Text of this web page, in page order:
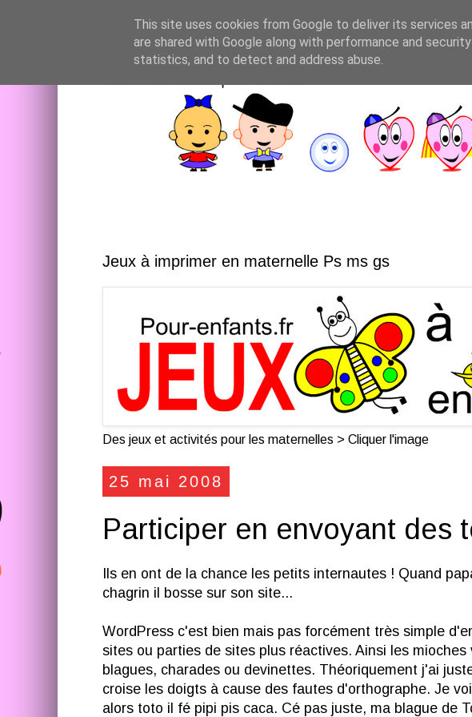
Jeux à imprimer en maternelle Ps ms gs
Des jeux et activités pour les maternelles > Cliquer l'image
25 mai 2008
Participer en envoyant des
Ils en ont de la chance les petits internautes ! Quand
chagrin il bosse sur son site...
WordPress c'est bien mais pas forcément très simple
sites ou parties de sites plus réactives. Ainsi les
blagues, charades ou devinettes. Théoriquement j'ai
croise les doigts à cause des fautes d'orthographe. Je
alors toto il fé pipi pis caca. Cé pas juste, ma blague de
This site uses cookies from Google to deliver its services
are shared with Google along with performance and
statistics, and to detect and address abuse.